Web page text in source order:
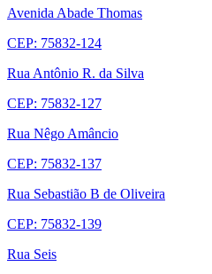
Avenida Abade Thomas
CEP: 75832-124
Rua Antônio R. da Silva
CEP: 75832-127
Rua Nêgo Amâncio
CEP: 75832-137
Rua Sebastião B de Oliveira
CEP: 75832-139
Rua Seis